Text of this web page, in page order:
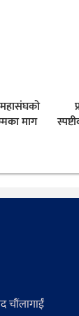
माग
चौंलागाईं